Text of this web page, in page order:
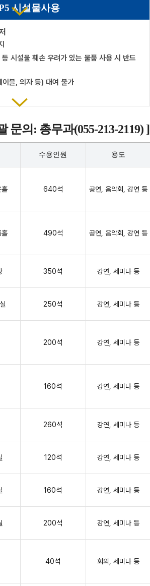
시설물사용
시설물 훼손 우려가 있는 물품 사용 시 반드
블, 의자 등) 대여 불가
문의: 총무과(055-213-2119) ]
수용인원 용도
640석 공연, 음악회, 강연 등
490석 공연, 음악회, 강연 등
350석 강연, 세미나 등
250석 강연, 세미나 등
200석 강연, 세미나 등
160석 강연, 세미나 등
260석 강연, 세미나 등
120석 강연, 세미나 등
160석 강연, 세미나 등
200석 강연, 세미나 등
40석 회의, 세미나 등